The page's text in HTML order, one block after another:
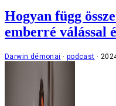
Hogyan függ
emberré válással
Darwin démonai podcast